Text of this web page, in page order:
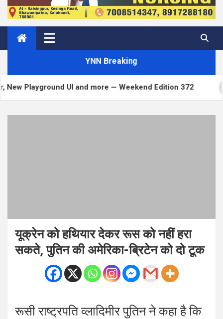
YNN Breaking
and more — Weekend Edition 372 Matt: Toni
यूक्रेन को हथियार देकर रूस को नहीं हरा
सकते, पुतिन की अमेरिका-ब्रिटेन को दो टूक
रूसी राष्ट्रपति व्लादिमीर पुतिन ने कहा है कि